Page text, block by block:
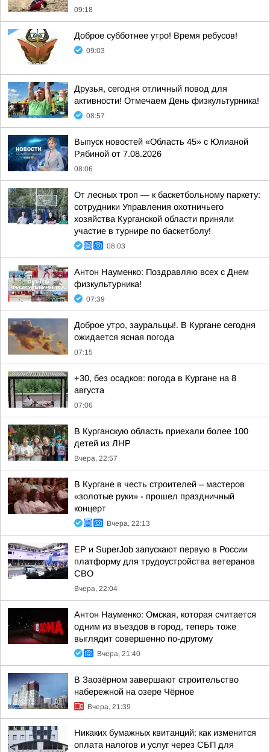
09:18
Доброе субботнее утро! Время ребусов!
09:03
Друзья, сегодня отличный повод для
активности! Отмечаем День физкультурника!
08:57
Выпуск новостей «Область 45» с Юлианой
Рябиной от 7.08.2026
08:06
От лесных троп — к баскетбольному паркету:
сотрудники Управления охотничьего
хозяйства Курганской области приняли
участие в турнире по баскетболу!
08:03
Антон Науменко: Поздравляю всех с Днем
физкультурника!
07:39
Доброе утро, зауральцы!. В Кургане сегодня
ожидается ясная погода
07:15
+30, без осадков: погода в Кургане на 8
августа
07:06
В Курганскую область приехали более 100
детей из ЛНР
Вчера, 22:57
В Кургане в честь строителей – мастеров
«золотые руки» - прошел праздничный
концерт
Вчера, 22:13
ЕР и SuperJob запускают первую в России
платформу для трудоустройства ветеранов
СВО
Вчера, 22:04
Антон Науменко: Омская, которая считается
одним из въездов в город, теперь тоже
выглядит совершенно по-другому
Вчера, 21:40
В Заозёрном завершают строительство
набережной на озере Чёрное
Вчера, 21:39
Никаких бумажных квитанций: как изменится
оплата налогов и услуг через СБП для